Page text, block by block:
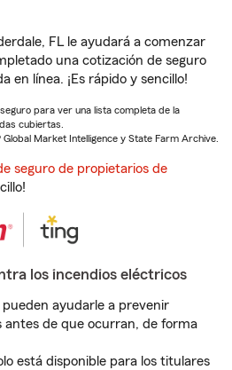
FL le ayudará a comenzar
una cotización de seguro
en línea. ¡Es rápido y sencillo!
para ver una lista completa de la
cubiertas.
Market Intelligence y State Farm Archive.
seguro de propietarios de
los incendios eléctricos
ayudarle a prevenir
antes de que ocurran, de forma
está disponible para los titulares